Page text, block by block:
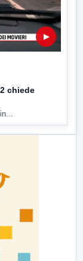
▶
chiede